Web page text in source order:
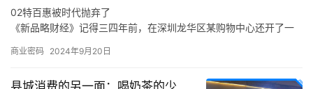
与纯粹都具象化。
于是，面对当下音乐生态的顽疾，新生代音乐人的困境，吴克群会
02特百惠被时代抛弃了
《新品略财经》记得三四年前，在深圳龙华区某购物中心还开了一
卖得还不错。
商业密码 2024年9月20日
县城消费的另一面：喝奶茶的少